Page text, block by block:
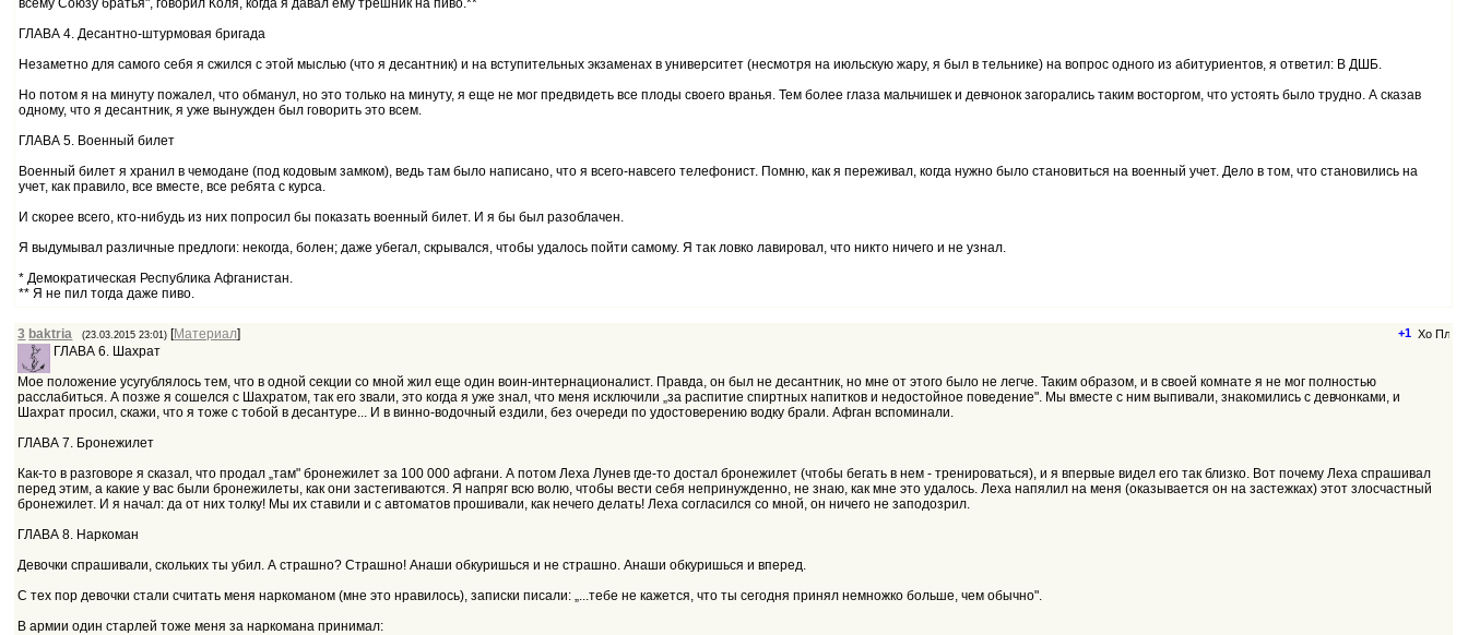
всему Союзу братья", говорил Коля, когда я давал ему трешник на пиво.**
ГЛАВА 4. Десантно-штурмовая бригада
Незаметно для самого себя я сжился с этой мыслью (что я десантник) и на вступительных экзаменах в университет (несмотря на июльскую жару, я был в тельнике) на вопрос одного из абитуриентов, я ответил: В ДШБ.
Но потом я на минуту пожалел, что обманул, но это только на минуту, я еще не мог предвидеть все плоды своего вранья. Тем более глаза мальчишек и девчонок загорались таким восторгом, что устоять было трудно. А сказав
одному, что я десантник, я уже вынужден был говорить это всем.
ГЛАВА 5. Военный билет
Военный билет я хранил в чемодане (под кодовым замком), ведь там было написано, что я всего-навсего телефонист. Помню, как я переживал, когда нужно было становиться на военный учет. Дело в том, что становились на
учет, как правило, все вместе, все ребята с курса.
И скорее всего, кто-нибудь из них попросил бы показать военный билет. И я бы был разоблачен.
Я выдумывал различные предлоги: некогда, болен; даже убегал, скрывался, чтобы удалось пойти самому. Я так ловко лавировал, что никто ничего и не узнал.
* Демократическая Республика Афганистан.
** Я не пил тогда даже пиво.
+1
3 baktria (23.03.2015 23:01) [Материал]
ГЛАВА 6. Шахрат
Мое положение усугублялось тем, что в одной секции со мной жил еще один воин-интернационалист. Правда, он был не десантник, но мне от этого было не легче. Таким образом, и в своей комнате я не мог полностью
расслабиться. А позже я сошелся с Шахратом, так его звали, это когда я уже знал, что меня исключили „за распитие спиртных напитков и недостойное поведение". Мы вместе с ним выпивали, знакомились с девчонками, и
Шахрат просил, скажи, что я тоже с тобой в десантуре... И в винно-водочный ездили, без очереди по удостоверению водку брали. Афган вспоминали.
ГЛАВА 7. Бронежилет
Как-то в разговоре я сказал, что продал „там" бронежилет за 100 000 афгани. А потом Леха Лунев где-то достал бронежилет (чтобы бегать в нем - тренироваться), и я впервые видел его так близко. Вот почему Леха спрашивал
перед этим, а какие у вас были бронежилеты, как они застегиваются. Я напряг всю волю, чтобы вести себя непринужденно, не знаю, как мне это удалось. Леха напялил на меня (оказывается он на застежках) этот злосчастный
бронежилет. И я начал: да от них толку! Мы их ставили и с автоматов прошивали, как нечего делать! Леха согласился со мной, он ничего не заподозрил.
ГЛАВА 8. Наркоман
Девочки спрашивали, скольких ты убил. А страшно? Страшно! Анаши обкуришься и не страшно. Анаши обкуришься и вперед.
С тех пор девочки стали считать меня наркоманом (мне это нравилось), записки писали: „...тебе не кажется, что ты сегодня принял немножко больше, чем обычно".
В армии один старлей тоже меня за наркомана принимал: